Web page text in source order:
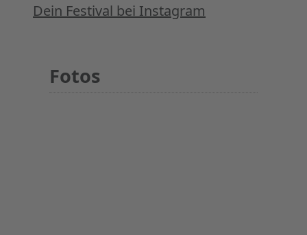
Dein Festival bei Instagram
Fotos